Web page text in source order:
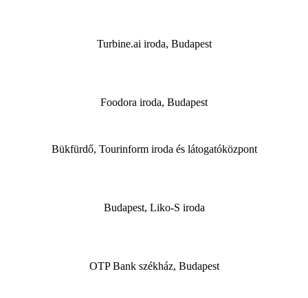
Turbine.ai iroda, Budapest
Foodora iroda, Budapest
Bükfürdő, Tourinform iroda és látogatóközpont
Budapest, Liko-S iroda
OTP Bank székház, Budapest